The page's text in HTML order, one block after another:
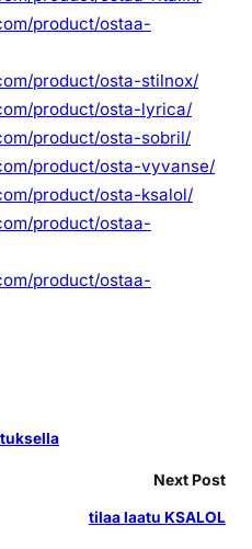
product/ostaa-
product/osta-stilnox/
product/osta-lyrica/
product/osta-sobril/
product/osta-vyvanse/
product/osta-ksalol/
product/ostaa-
product/ostaa-
Next Post
tilaa laatu KSALOL